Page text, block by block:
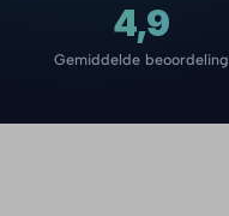
4,9
Gemiddelde beoordeling